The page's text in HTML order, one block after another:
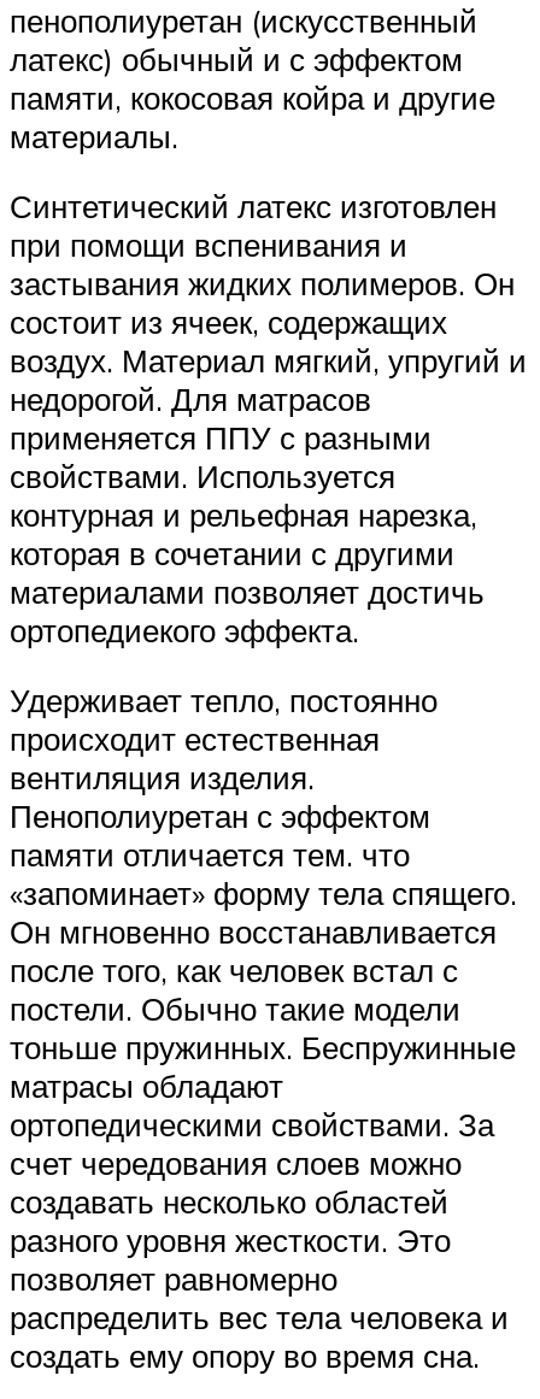
пенополиуретан (искусственный
латекс) обычный и с эффектом
памяти, кокосовая койра и другие
материалы.
Синтетический латекс изготовлен
при помощи вспенивания и
застывания жидких полимеров. Он
состоит из ячеек, содержащих
воздух. Материал мягкий, упругий и
недорогой. Для матрасов
применяется ППУ с разными
свойствами. Используется
контурная и рельефная нарезка,
которая в сочетании с другими
материалами позволяет достичь
ортопедиекого эффекта.
Удерживает тепло, постоянно
происходит естественная
вентиляция изделия.
Пенополиуретан с эффектом
памяти отличается тем. что
«запоминает» форму тела спящего.
Он мгновенно восстанавливается
после того, как человек встал с
постели. Обычно такие модели
тоньше пружинных. Беспружинные
матрасы обладают
ортопедическими свойствами. За
счет чередования слоев можно
создавать несколько областей
разного уровня жесткости. Это
позволяет равномерно
распределить вес тела человека и
создать ему опору во время сна.